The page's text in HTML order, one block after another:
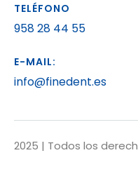
TELÉFONO
958 28 44 55
E-MAIL:
info@finedent.es
2025 | Todos los